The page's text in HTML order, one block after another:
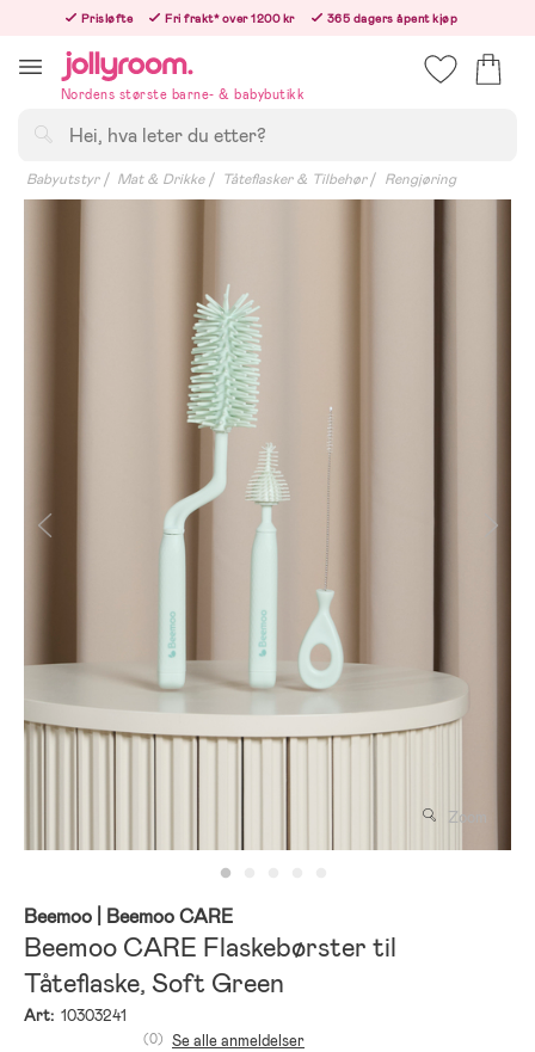
innehållet
Prisløfte Fri frakt* over 1200 kr
365 dagers åpent kjøp
Nordens største barne- & babybutikk
Babyutstyr Mat & Drikke Tåteflasker & Tilbehør Rengjøring
Zoom
Beemoo | Beemoo CARE
Beemoo CARE Flaskebørster til
Tåteflaske, Soft Green
Art: 10303241
(0) Se alle anmeldelser